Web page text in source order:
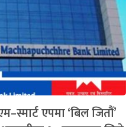
एपमा ‘बिल जितौं’